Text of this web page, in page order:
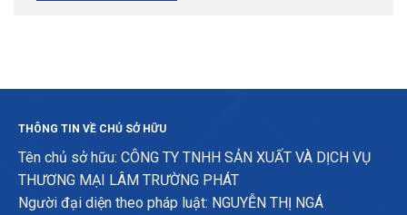
THÔNG TIN VỀ CHỦ SỞ HỮU
Tên chủ sở hữu: CÔNG TY TNHH SẢN XUẤT VÀ DỊCH VỤ
THƯƠNG MẠI LÂM TRƯỜNG PHÁT
Người đại diện theo pháp luật: NGUYỄN THỊ NGÁ